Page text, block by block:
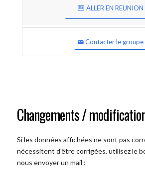
ALLER EN REUNION
Contacter le groupe
Changements /
Si les données affichées ne sont pas
nécessitent d'être corrigées, utilisez le
nous envoyer un mail :